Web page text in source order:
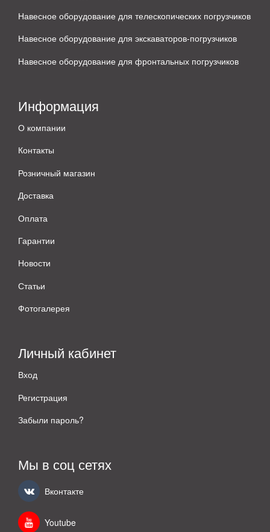
Навесное оборудование для телескопических погрузчиков
Навесное оборудование для экскаваторов-погрузчиков
Навесное оборудование для фронтальных погрузчиков
Информация
О компании
Контакты
Розничный магазин
Доставка
Оплата
Гарантии
Новости
Статьи
Фотогалерея
Личный кабинет
Вход
Регистрация
Забыли пароль?
Мы в соц сетях
Вконтакте
Youtube